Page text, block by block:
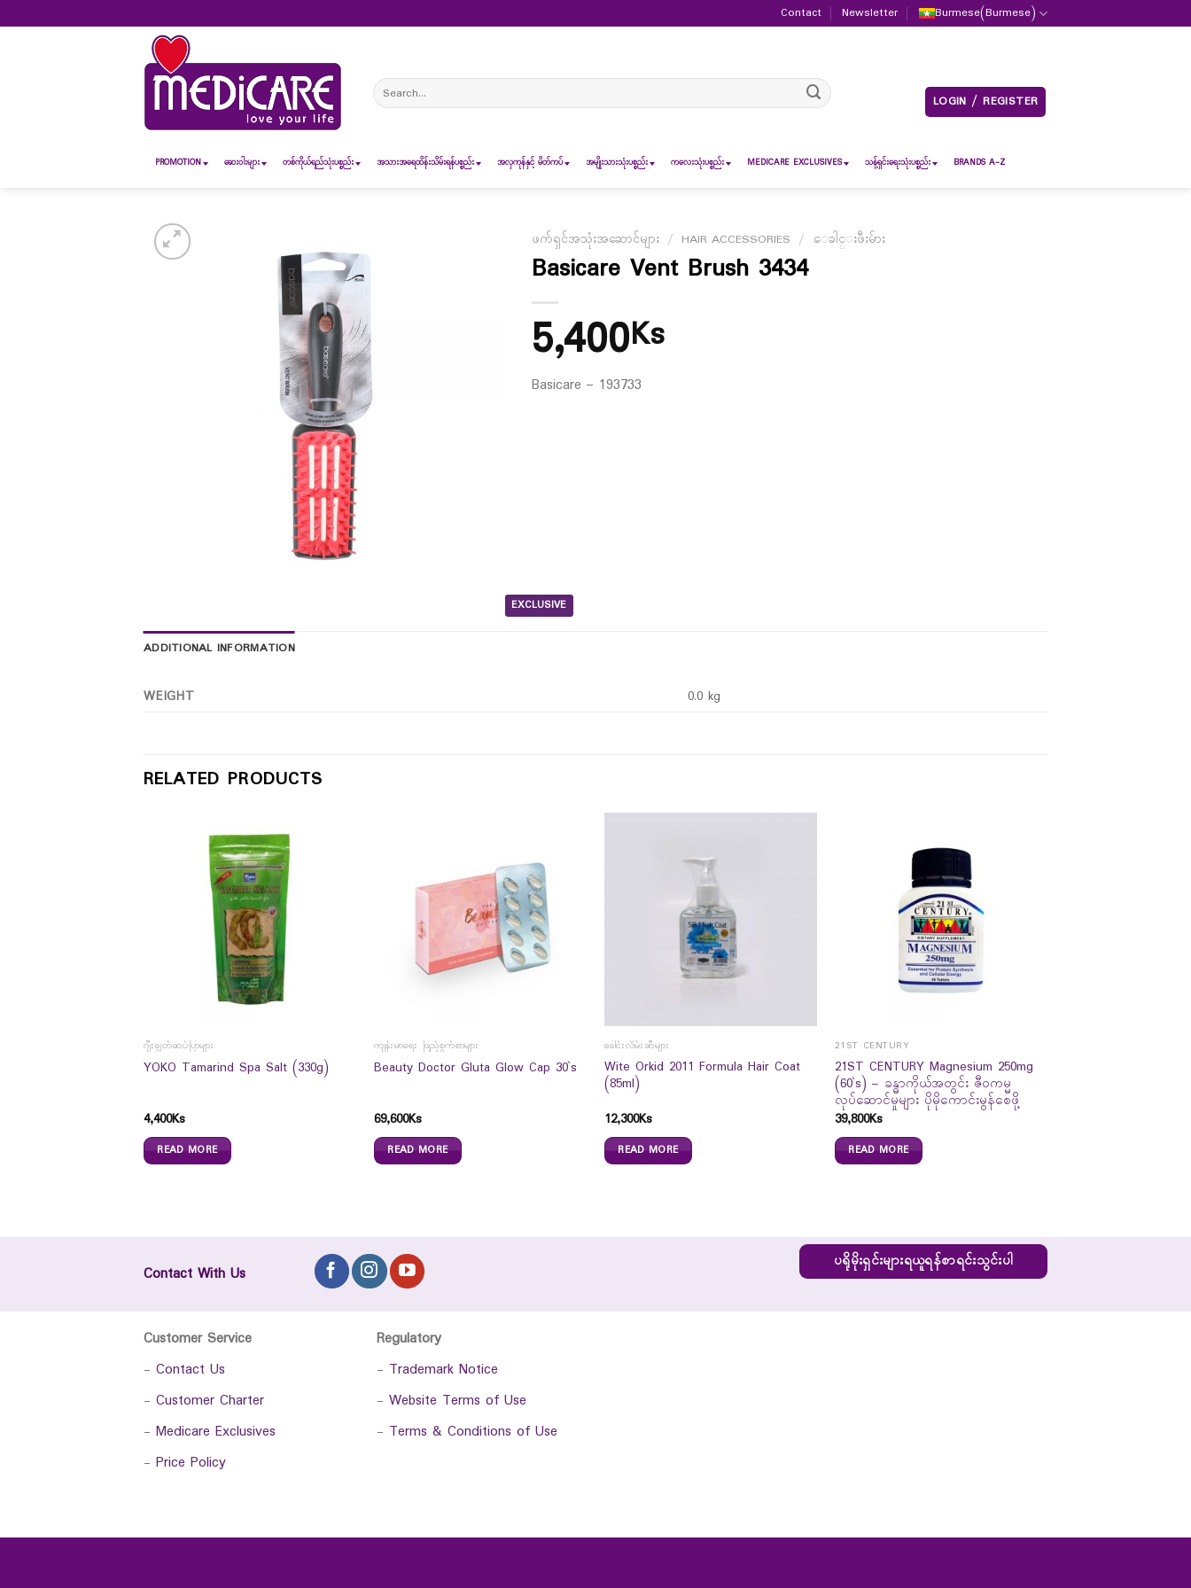
to
Contact Newsletter Burmese(Burmese)
Search
for:
LOGIN / REGISTER
PROMOTION ဆေး၀ါးများ တစ်ကိုယ်ရည်သုံးပစ္စည်း အသားအရေထိန်းသိမ်းရန်ပစ္စည်း အလှကုန်နှင့် မိတ်ကပ် အမျိုးသားသုံးပစ္စည်း ကလေးသုံးပစ္စည်း MEDICARE EXCLUSIVES သန့်ရှင်းရေးသုံးပစ္စည်း BRANDS A-Z
EXCLUSIVE
ဖက်ရှင်အသုံးအဆောင်များ / HAIR ACCESSORIES / ေခါင္းဖီးမ်ား
Basicare Vent Brush 3434
5,400Ks
Basicare – 193733
ADDITIONAL INFORMATION
WEIGHT 0.0 kg
RELATED PRODUCTS
ဂျီးချွတ်ဆပ်ပြာများ
YOKO Tamarind Spa Salt (330g)
4,400Ks
READ MORE
ကျန်းမာရေး ဖြည့်စွက်စာများ
Beauty Doctor Gluta Glow Cap 30`s
69,600Ks
READ MORE
ခေါင်းလိမ်းဆီများ
Wite Orkid 2011 Formula Hair Coat
(85ml)
12,300Ks
READ MORE
21ST CENTURY
21ST CENTURY Magnesium 250mg
(60`s) – ခန္ဓာကိုယ်အတွင်း ဇီဝကမ္မ
လုပ်ဆောင်မှုများ ပိုမိုကောင်းမွန်စေဖို့
39,800Ks
READ MORE
Contact With Us
ပရိုမိုးရှင်းများရယူရန်စာရင်းသွင်းပါ
Customer Service
- Contact Us
- Customer Charter
- Medicare Exclusives
- Price Policy
Regulatory
- Trademark Notice
- Website Terms of Use
- Terms & Conditions of Use